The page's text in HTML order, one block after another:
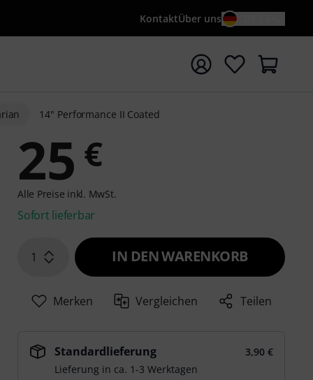
KontaktÜber uns
mit Suchwort {searchTerm} starten
14" Performance II Coated
25 €
Alle Preise inkl. MwSt.
Sofort lieferbar
1 IN DEN WARENKORB
Merken Vergleichen Teilen
Standardlieferung
3,90 €
Lieferung in ca. 1-3 Werktagen